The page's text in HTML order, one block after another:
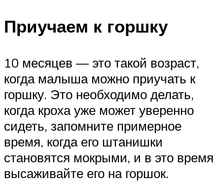
Приучаем к горшку
10 месяцев — это такой возраст,
когда малыша можно приучать к
горшку. Это необходимо делать,
когда кроха уже может уверенно
сидеть, запомните примерное
время, когда его штанишки
становятся мокрыми, и в это время
высаживайте его на горшок.